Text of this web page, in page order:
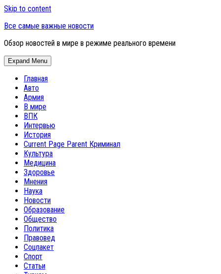
Skip to content
Все самые важные новости
Обзор новостей в мире в режиме реального времени
Expand Menu
Главная
Авто
Армия
В мире
ВПК
Интервью
История
Current Page Parent Криминал
Культура
Медицина
Здоровье
Мнения
Наука
Новости
Образование
Общество
Политика
Правовед
Соцпакет
Спорт
Статьи